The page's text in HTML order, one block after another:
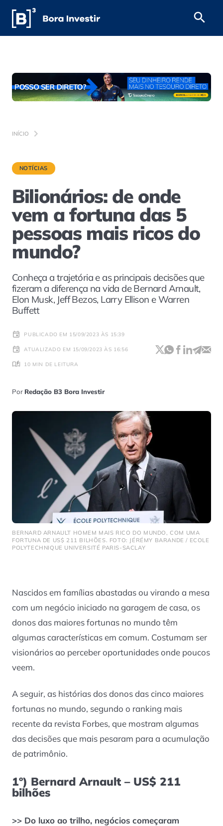
INÍCIO
NOTÍCIAS
Bilionários: de onde
vem a fortuna das 5
pessoas mais ricos do
mundo?
Conheça a trajetória e as principais decisões que
fizeram a diferença na vida de Bernard Arnault,
Elon Musk, Jeff Bezos, Larry Ellison e Warren
Buffett
PUBLICADO EM 15/09/2023 ÀS 15:39
ATUALIZADO EM 15/09/2023 ÀS 16:56
10 MIN DE LEITURA
Por Redação B3 Bora Investir
BERNARD ARNAULT HOMEM MAIS RICO DO MUNDO, COM UMA
FORTUNA DE US$ 211 BILHÕES. FOTO: JÉRÉMY BARANDE / ECOLE
POLYTECHNIQUE UNIVERSITÉ PARIS-SACLAY
Nascidos em famílias abastadas ou virando a mesa
com um negócio iniciado na garagem de casa, os
donos das maiores fortunas no mundo têm
algumas características em comum. Costumam ser
visionários ao perceber oportunidades onde poucos
veem.
A seguir, as histórias dos donos das cinco maiores
fortunas no mundo, segundo o ranking mais
recente da revista Forbes, que mostram algumas
das decisões que mais pesaram para a acumulação
de patrimônio.
1º) Bernard Arnault – US$ 211
bilhões
>> Do luxo ao trilho, negócios começaram